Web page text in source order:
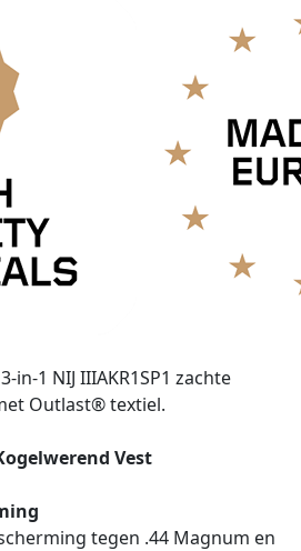
1 NIJ IIIAKR1SP1 zachte
Outlast® textiel.
Vest
tegen .44 Magnum en